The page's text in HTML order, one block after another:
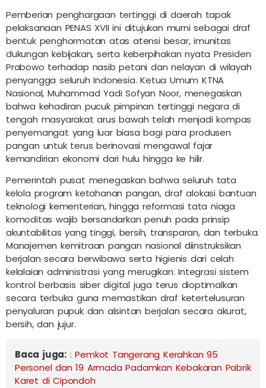
Pemberian penghargaan tertinggi di daerah tapak
pelaksanaan PENAS XVII ini ditujukan murni sebagai draf
bentuk penghormatan atas atensi besar, imunitas
dukungan kebijakan, serta keberpihakan nyata Presiden
Prabowo terhadap nasib petani dan nelayan di wilayah
penyangga seluruh Indonesia. Ketua Umum KTNA
Nasional, Muhammad Yadi Sofyan Noor, menegaskan
bahwa kehadiran pucuk pimpinan tertinggi negara di
tengah masyarakat arus bawah telah menjadi kompas
penyemangat yang luar biasa bagi para produsen
pangan untuk terus berinovasi mengawal fajar
kemandirian ekonomi dari hulu hingga ke hilir.
Pemerintah pusat menegaskan bahwa seluruh tata
kelola program ketahanan pangan, draf alokasi bantuan
teknologi kementerian, hingga reformasi tata niaga
komoditas wajib bersandarkan penuh pada prinsip
akuntabilitas yang tinggi, bersih, transparan, dan terbuka.
Manajemen kemitraan pangan nasional diinstruksikan
berjalan secara berwibawa serta higienis dari celah
kelalaian administrasi yang merugikan. Integrasi sistem
kontrol berbasis siber digital juga terus dioptimalkan
secara terbuka guna memastikan draf ketertelusuran
penyaluran pupuk dan alsintan berjalan secara akurat,
bersih, dan jujur.
Baca juga: : Pemkot Tangerang Kerahkan 95
Personel dan 19 Armada Padamkan Kebakaran Pabrik
Karet di Cipondoh